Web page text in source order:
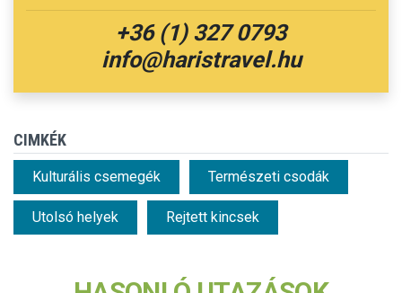
+36 (1) 327 0793
info@haristravel.hu
CIMKÉK
Kulturális csemegék Természeti csodák
Utolsó helyek Rejtett kincsek